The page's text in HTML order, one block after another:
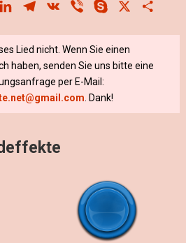
LinkedInTelegram
VK Viber Skype
Lied nicht. Wenn Sie einen
haben, senden Sie uns bitte eine
per E-Mail:
. Dank!